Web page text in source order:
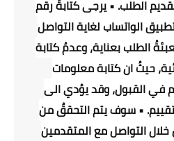
الطلب. • يرجى كتابةُ رقم
الواتساب لغاية التواصل
الطلب بعناية، وعدمُ كتابة
حيثُ ان كتابة معلومات
القبول، وقد يؤدي الى
• سوف يتم التحققُ من
التواصل مع المتقدمين